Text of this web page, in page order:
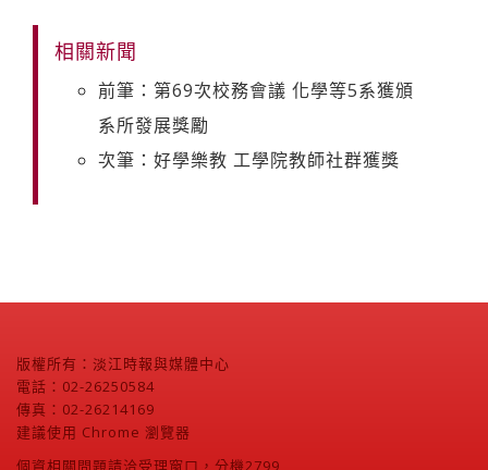
相關新聞
前筆：第69次校務會議 化學等5系獲頒
系所發展獎勵
次筆：好學樂教 工學院教師社群獲獎
版權所有：淡江時報與媒體中心
電話：02-26250584
傳真：02-26214169
建議使用 Chrome 瀏覽器
個資相關問題請洽受理窗口，分機2799